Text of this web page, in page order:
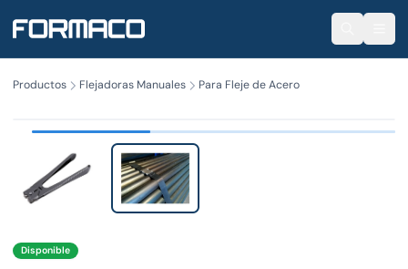
Productos Flejadoras Manuales Para Fleje de Acero
Disponible